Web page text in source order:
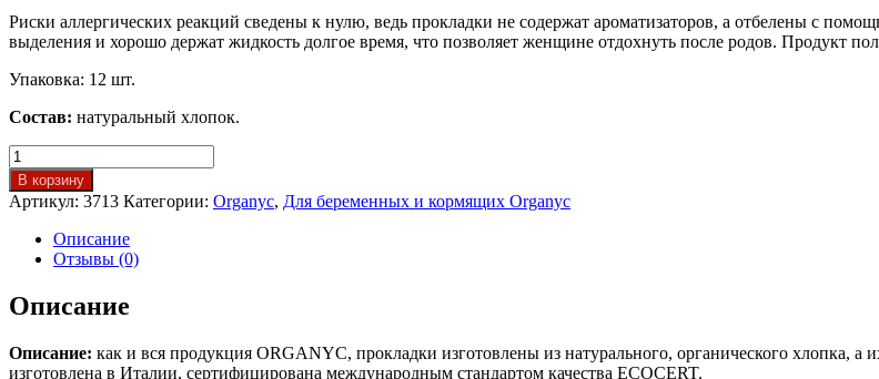
Риски аллергических реакций сведены к нулю, ведь прокладки не содержат ароматизаторов, а отбелены с
выделения и хорошо держат жидкость долгое время, что позволяет женщине отдохнуть после родов. Продукт
Упаковка: 12 шт.
Состав: натуральный хлопок.
Количество
товара
Прокладки
для
рожениц
первых
дней,
12
Organyc
В корзину
Артикул: 3713 Категории: Organyc, Для беременных и кормящих Organyc
Описание
Отзывы (0)
Описание
Описание: как и вся продукция ORGANYC, прокладки изготовлены из натурального, органического хлопка,
изготовлена в Италии, сертифицирована международным стандартом качества ECOCERT.